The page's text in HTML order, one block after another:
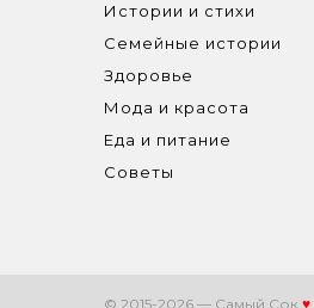
Истории и стихи
Семейные истории
Здоровье
Мода и красота
Еда и питание
Советы
© 2015-2026 — Самый Сок ♥